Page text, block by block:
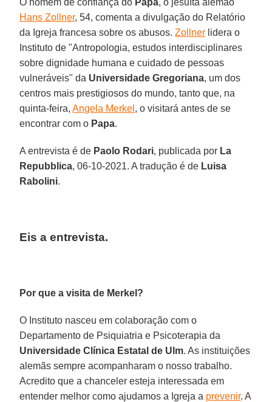
Hans Zollner, 54, comenta a divulgação do Relatório
da Igreja francesa sobre os abusos.Zollner lidera o
Instituto de "Antropologia, estudos interdisciplinares
sobre dignidade humana e cuidado de pessoas
vulneráveis" da Universidade Gregoriana, um dos
centros mais prestigiosos do mundo, tanto que, na
quinta-feira,Angela Merkel , o visitará antes de se
encontrar com o Papa.
A entrevista é de Paolo Rodari, publicada por La
Repubblica, 06-10-2021. A tradução é de Luisa
Rabolini.
Eis a entrevista.
Por que a visita de Merkel?
O Instituto nasceu em colaboração com o
Departamento de Psiquiatria e Psicoterapia da
Universidade Clínica Estatal de Ulm. As instituições
alemãs sempre acompanharam o nosso trabalho.
Acredito que a chanceler esteja interessada em
entender melhor como ajudamos a Igreja a prevenir. A